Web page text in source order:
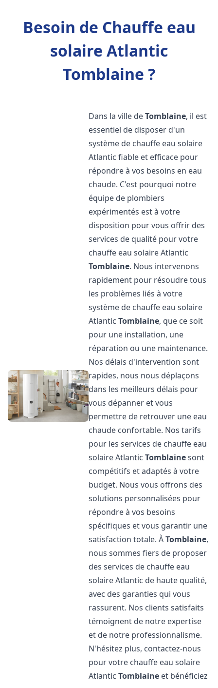
Besoin de Chauffe eau
solaire Atlantic
Tomblaine ?
Dans la ville deTomblaine, il est
essentiel de disposer d'un
système de chauffe eau solaire
Atlantic fiable et efficace pour
répondre à vos besoins en eau
chaude. C'est pourquoi notre
équipe de plombiers
expérimentés est à votre
disposition pour vous offrir des
services de qualité pour votre
chauffe eau solaire Atlantic
Tomblaine. Nous intervenons
rapidement pour résoudre tous
les problèmes liés à votre
système de chauffe eau solaire
AtlanticTomblaine, que ce soit
pour une installation, une
réparation ou une maintenance.
Nos délais d'intervention sont
rapides, nous nous déplaçons
dans les meilleurs délais pour
vous dépanner et vous
permettre de retrouver une eau
chaude confortable. Nos tarifs
pour les services de chauffe eau
solaire AtlanticTomblainesont
compétitifs et adaptés à votre
budget. Nous vous offrons des
solutions personnalisées pour
répondre à vos besoins
spécifiques et vous garantir une
satisfaction totale. ÀTomblaine,
nous sommes fiers de proposer
des services de chauffe eau
solaire Atlantic de haute qualité,
avec des garanties qui vous
rassurent. Nos clients satisfaits
témoignent de notre expertise
et de notre professionnalisme.
N'hésitez plus, contactez-nous
pour votre chauffe eau solaire
AtlanticTomblaine et bénéficiez